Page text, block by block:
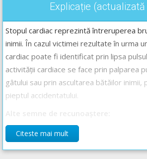
Explicație (actualizată
Stopul cardiac reprezintă întreruperea
inimii. În cazul victimei rezultate în urma
cardiac poate fi identificat prin lipsa
activității cardiace se face prin palparea
gâtului sau prin ascultarea bătăilor inimii,
pieptul accidentatului.
relaxarea completă a musculaturii;
pierderea reflexelor;
Citeste mai mult